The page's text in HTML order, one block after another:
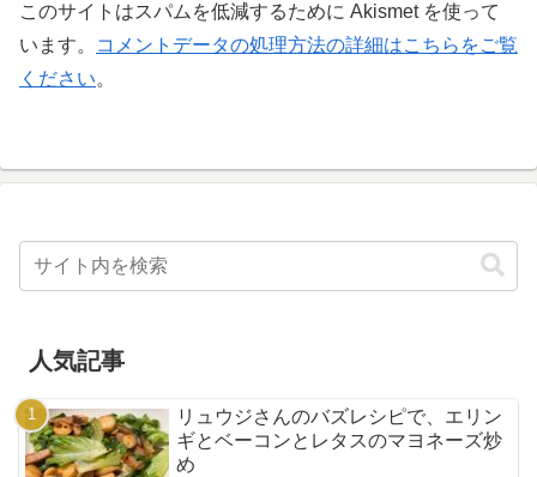
このサイトはスパムを低減するために Akismet を使って
います。
コメントデータの処理方法の詳細はこちらをご覧
ください。
人気記事
リュウジさんのバズレシピで、エリン
ギとベーコンとレタスのマヨネーズ炒
め